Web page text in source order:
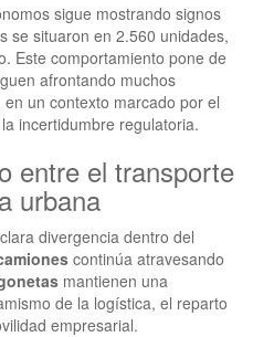
sigue mostrando signos
se situaron en 2.560 unidades,
Este comportamiento pone de
afrontando muchos
un contexto marcado por el
incertidumbre regulatoria.
entre el transporte
urbana
divergencia dentro del
continúa atravesando
mantienen una
de la logística, el reparto
empresarial.